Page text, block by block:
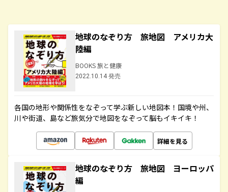
地球のなぞり方 旅地図 アメリカ大
陸編
BOOKS 旅と健康
2022.10.14 発売
各国の地形や関係性をなぞって学ぶ新しい地図本！国境や州、
川や街道、島など旅気分で地図をなぞって脳もイキイキ！
詳細を見る
地球のなぞり方 旅地図 ヨーロッパ
編